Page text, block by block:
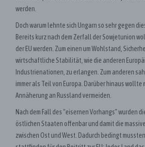
werden.
Doch warum lehnte sich Ungarn so sehr gegen
Bereits kurz nach dem Zerfall der Sowjetunion
der EU werden. Zum einen um Wohlstand,
wirtschaftliche Stabilität, wie die anderen
Industrienationen, zu erlangen. Zum anderen sah
immer als Teil von Europa. Darüber hinaus wollte
Annäherung an Russland vermeiden.
Nach dem Fall des “eisernen Vorhangs” wurden
östlichen Staaten offenbar und damit die
zwischen Ost und West. Dadurch bedingt